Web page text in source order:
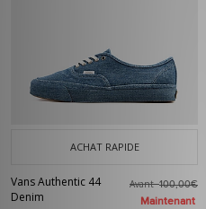
ACHAT RAPIDE
Vans Authentic 44
Denim
Avant100,00€
Maintenant